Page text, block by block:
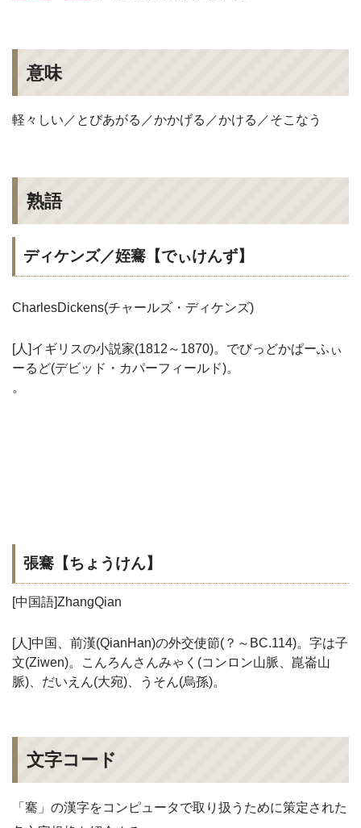
意味
軽々しい／とびあがる／かかげる／かける／そこなう
熟語
ディケンズ／姪騫【でぃけんず】
CharlesDickens(チャールズ・ディケンズ)
[人]イギリスの小説家(1812～1870)。でびっどかぱーふぃ
ーるど(デビッド・カパーフィールド)。
。
張騫【ちょうけん】
[中国語]ZhangQian
[人]中国、前漢(QianHan)の外交使節(？～BC.114)。字は子
文(Ziwen)。こんろんさんみゃく(コンロン山脈、崑崙山
脈)、だいえん(大宛)、うそん(烏孫)。
文字コード
「騫」の漢字をコンピュータで取り扱うために策定された